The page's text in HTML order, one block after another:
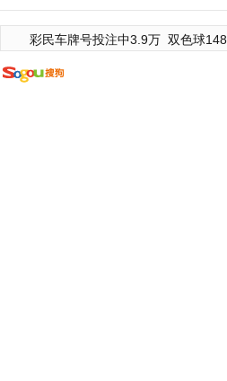
彩民车牌号投注中3.9万 双色球